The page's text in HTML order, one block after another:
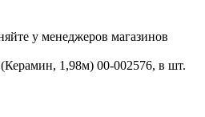
у менеджеров магазинов
1,98м) 00-002576, в шт.